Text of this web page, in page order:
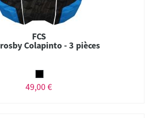
FCS
Colapinto - 3 pièces
49,00 €